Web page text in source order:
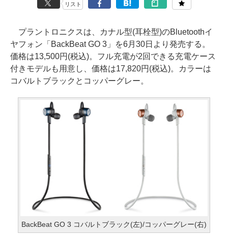
リスト
プラントロニクスは、カナル型(耳栓型)のBluetoothイ
ヤフォン「BackBeat GO 3」を6月30日より発売する。
価格は13,500円(税込)。フル充電が2回できる充電ケース
付きモデルも用意し、価格は17,820円(税込)。カラーは
コバルトブラックとコッパーグレー。
BackBeat GO 3 コバルトブラック(左)/コッパーグレー(右)